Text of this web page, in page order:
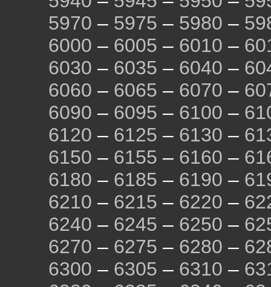
5970 – 5975 – 5980 –
6000 – 6005 – 6010 –
6030 – 6035 – 6040 –
6060 – 6065 – 6070 –
6090 – 6095 – 6100 –
6120 – 6125 – 6130 –
6150 – 6155 – 6160 –
6180 – 6185 – 6190 –
6210 – 6215 – 6220 –
6240 – 6245 – 6250 –
6270 – 6275 – 6280 –
6300 – 6305 – 6310 –